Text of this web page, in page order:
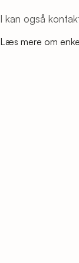
I kan også
Læs mere om